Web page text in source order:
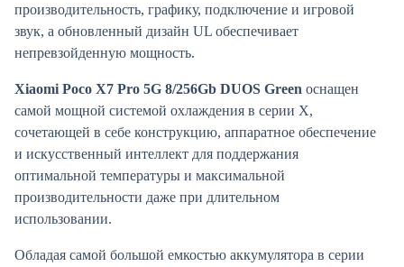
производительность, графику, подключение и игровой
звук, а обновленный дизайн UL обеспечивает
непревзойденную мощность.
Xiaomi Poco X7 Pro 5G 8/256Gb DUOS Green оснащен
самой мощной системой охлаждения в серии X,
сочетающей в себе конструкцию, аппаратное обеспечение
и искусственный интеллект для поддержания
оптимальной температуры и максимальной
производительности даже при длительном
использовании.
Обладая самой большой емкостью аккумулятора в серии